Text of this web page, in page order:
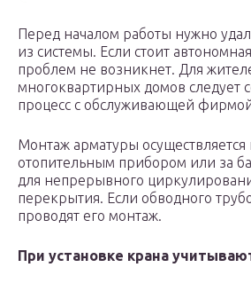
Перед началом работы нужно
из системы. Если стоит
проблем не возникнет. Для
многоквартирных домов следует
процесс с обслуживающей
Монтаж арматуры осуществляется
отопительным прибором или за
для непрерывного
перекрытия. Если обводного
проводят его монтаж.
При установке крана